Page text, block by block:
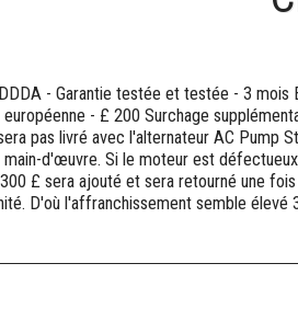
- Garantie testée et testée - 3 mois
- £ 200 Surchage
pas livré avec l'alternateur AC Pump
main-d'œuvre. Si le moteur est
£ sera ajouté et sera retourné une fois
D'où l'affranchissement semble élevé